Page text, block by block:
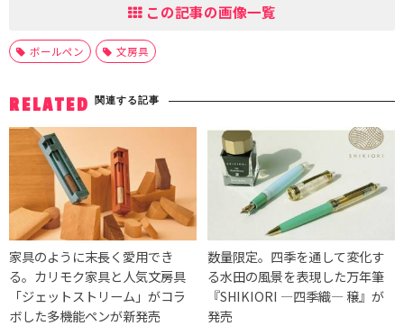
この記事の画像一覧
ボールペン 文房具
RELATED 関連する記事
家具のように末長く愛用でき
る。カリモク家具と人気文房具
「ジェットストリーム」がコラ
ボした多機能ペンが新発売
数量限定。四季を通して変化す
る水田の風景を表現した万年筆
『SHIKIORI ―四季織― 穣』が
発売